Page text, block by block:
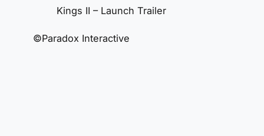
Kings II – Launch Trailer
©Paradox Interactive